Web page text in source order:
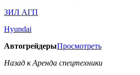
ЗИЛ АГП
Hyundai
АвтогрейдерыПросмотреть
Назад к Аренда спецтехники